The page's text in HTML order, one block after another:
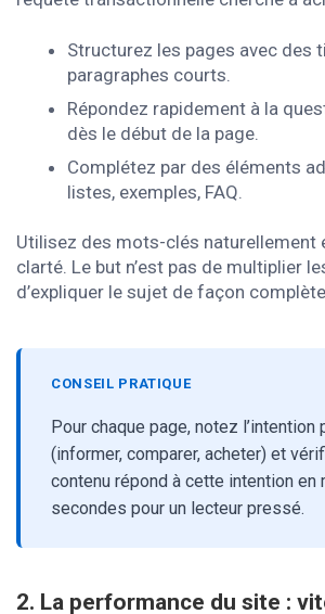
Structurez les pages avec des
paragraphes courts.
Répondez rapidement à la
dès le début de la page.
Complétez par des éléments
listes, exemples, FAQ.
Utilisez des mots-clés naturellement
clarté. Le but n’est pas de multiplier
d’expliquer le sujet de façon
CONSEIL PRATIQUE
Pour chaque page, notez l’intention
(informer, comparer, acheter) et
contenu répond à cette intention en
secondes pour un lecteur pressé.
2. La performance du site :